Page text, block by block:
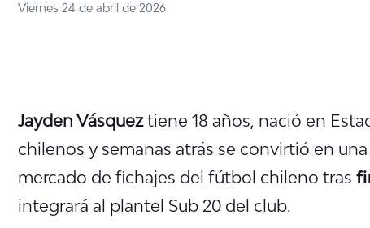
Viernes 24 de abril de 2026
Jayden Vásqueztiene 18 años, nació en
chilenos y semanas atrás se convirtió en
mercado de fichajes del fútbol chileno tras
integrará al plantel Sub 20 del club.